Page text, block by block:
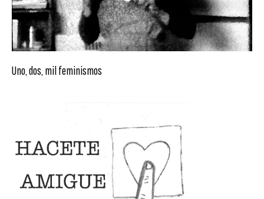
Uno, dos, mil feminismos